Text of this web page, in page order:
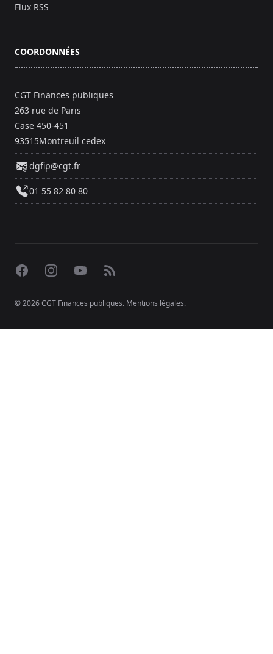
Flux RSS
COORDONNÉES
CGT Finances publiques
263 rue de Paris
Case 450-451
93515Montreuil cedex
dgfip@cgt.fr
01 55 82 80 80
FacebookInstagramYouTube
RSS
© 2026 CGT Finances publiques. Mentions légales.